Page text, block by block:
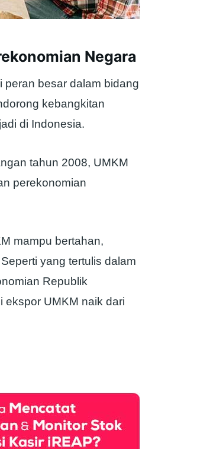
Negara
peran besar dalam bidang
kebangkitan
di Indonesia.
tahun 2008, UMKM
perekonomian
mampu bertahan,
yang tertulis dalam
Republik
ekspor UMKM naik dari